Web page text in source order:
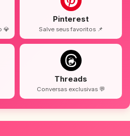
💎
Pinterest
Salve seus favoritos 📌
Threads
Conversas exclusivas 💬